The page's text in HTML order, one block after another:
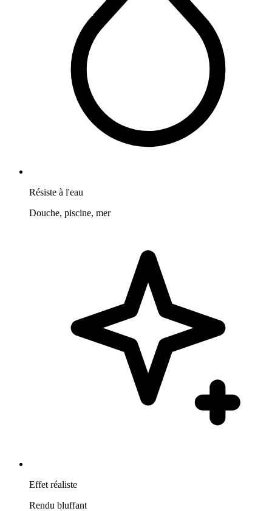
Résiste à l'eau
Douche, piscine, mer
Effet réaliste
Rendu bluffant